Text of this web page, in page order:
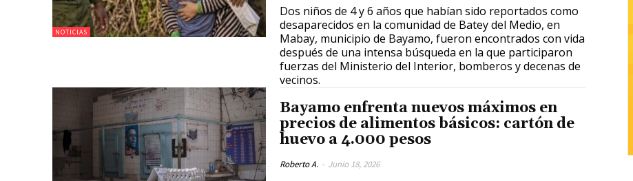
NOTICIAS
Dos niños de 4 y 6 años que habían sido reportados como
desaparecidos en la comunidad de Batey del Medio, en
Mabay, municipio de Bayamo, fueron encontrados con vida
después de una intensa búsqueda en la que participaron
fuerzas del Ministerio del Interior, bomberos y decenas de
vecinos.
Bayamo enfrenta nuevos máximos en
precios de alimentos básicos: cartón de
huevo a 4.000 pesos
Roberto A. - Junio 18, 2026